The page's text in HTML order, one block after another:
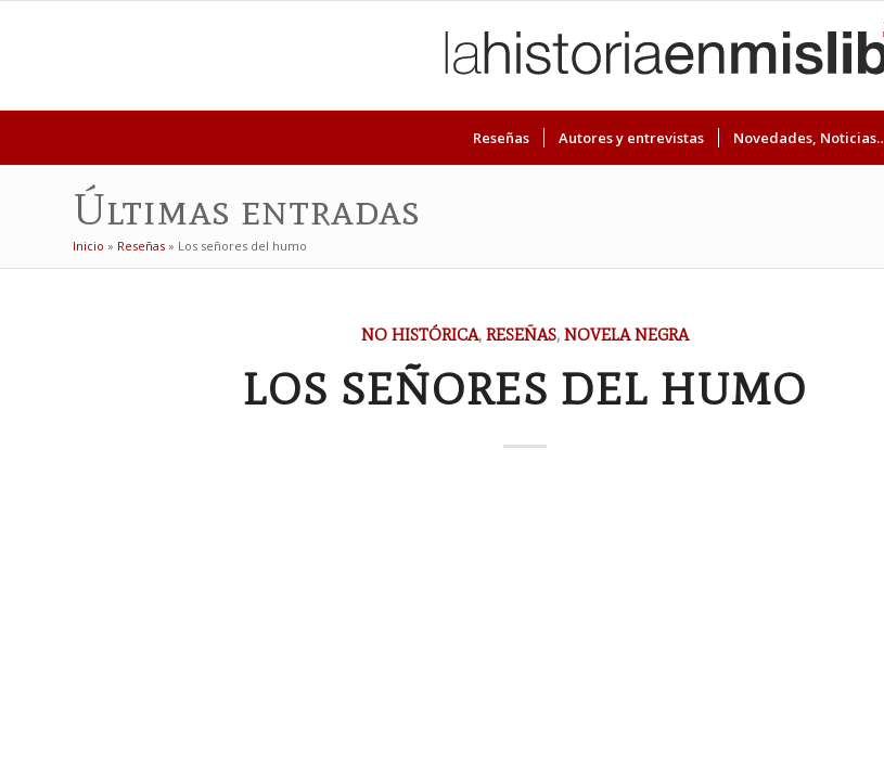
Reseñas Autores y entrevistas Novedades,
Últimas entradas
Inicio » Reseñas » Los señores del humo
NO HISTÓRICA, RESEÑAS, NOVELA NEGRA
LOS SEÑORES DEL HUMO